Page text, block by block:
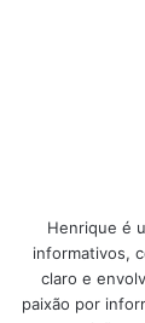
Henrique é
informativos,
claro e
paixão por